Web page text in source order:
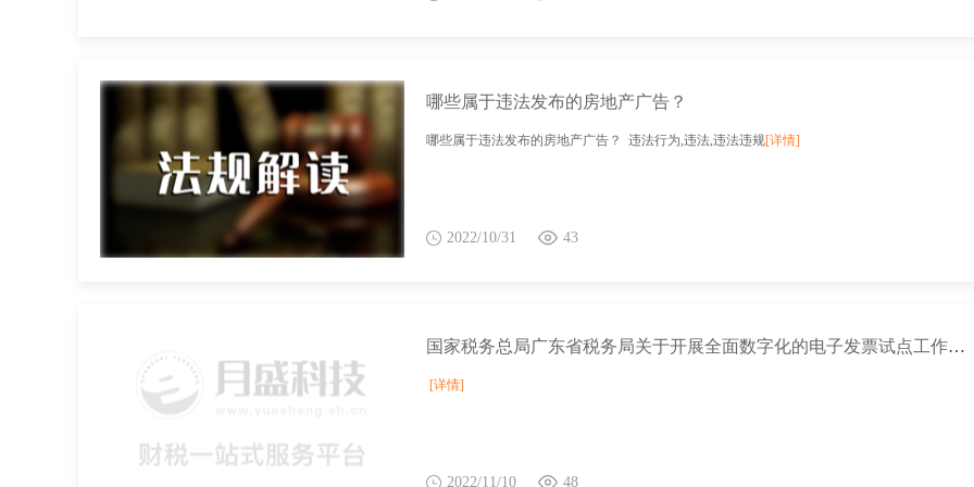
哪些属于违法发布的房地产广告？
哪些属于违法发布的房地产广告？ 违法行为,违法,违法违规[详情]
2022/10/31 43
国家税务总局广东省税务局关于开展全面数字化的电子发票试点工作的公告
[详情]
2022/11/10 48